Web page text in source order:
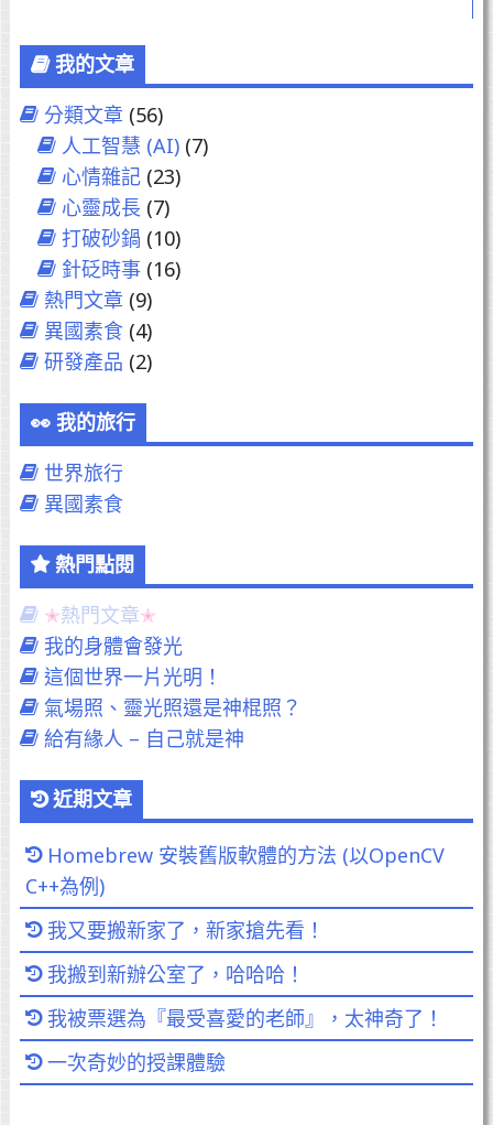
我的文章
分類文章 (56)
人工智慧 (AI)(7)
心情雜記(23)
心靈成長 (7)
打破砂鍋 (10)
針砭時事(16)
熱門文章 (9)
異國素食(4)
研發產品 (2)
我的旅行
世界旅行
異國素食
熱門點閱
熱門文章
我的身體會發光
這個世界一片光明！
氣場照、靈光照還是神棍照？
給有緣人 – 自己就是神
近期文章
Homebrew 安裝舊版軟體的方法 (以OpenCV
C++為例)
我又要搬新家了，新家搶先看！
我搬到新辦公室了，哈哈哈！
我被票選為『最受喜愛的老師』，太神奇了！
一次奇妙的授課體驗